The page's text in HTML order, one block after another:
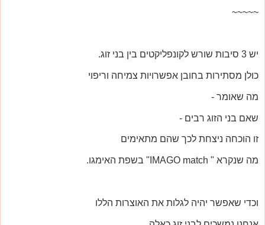
~~~~~
יש 3 סיבות שורש לקונפליקטים בין בני זוג.
כולן מסתירות בחובן אפשרויות צמיחה וריפוי
מה שאומר -
שאם בני הזוג רבים -
זו הוכחה ניצחת לכך שהם מתאימים
מה שנקרא " IMAGO match" בשפת האימגו.
וכדי שאפשר יהיה לגלות את האוצרות הללו